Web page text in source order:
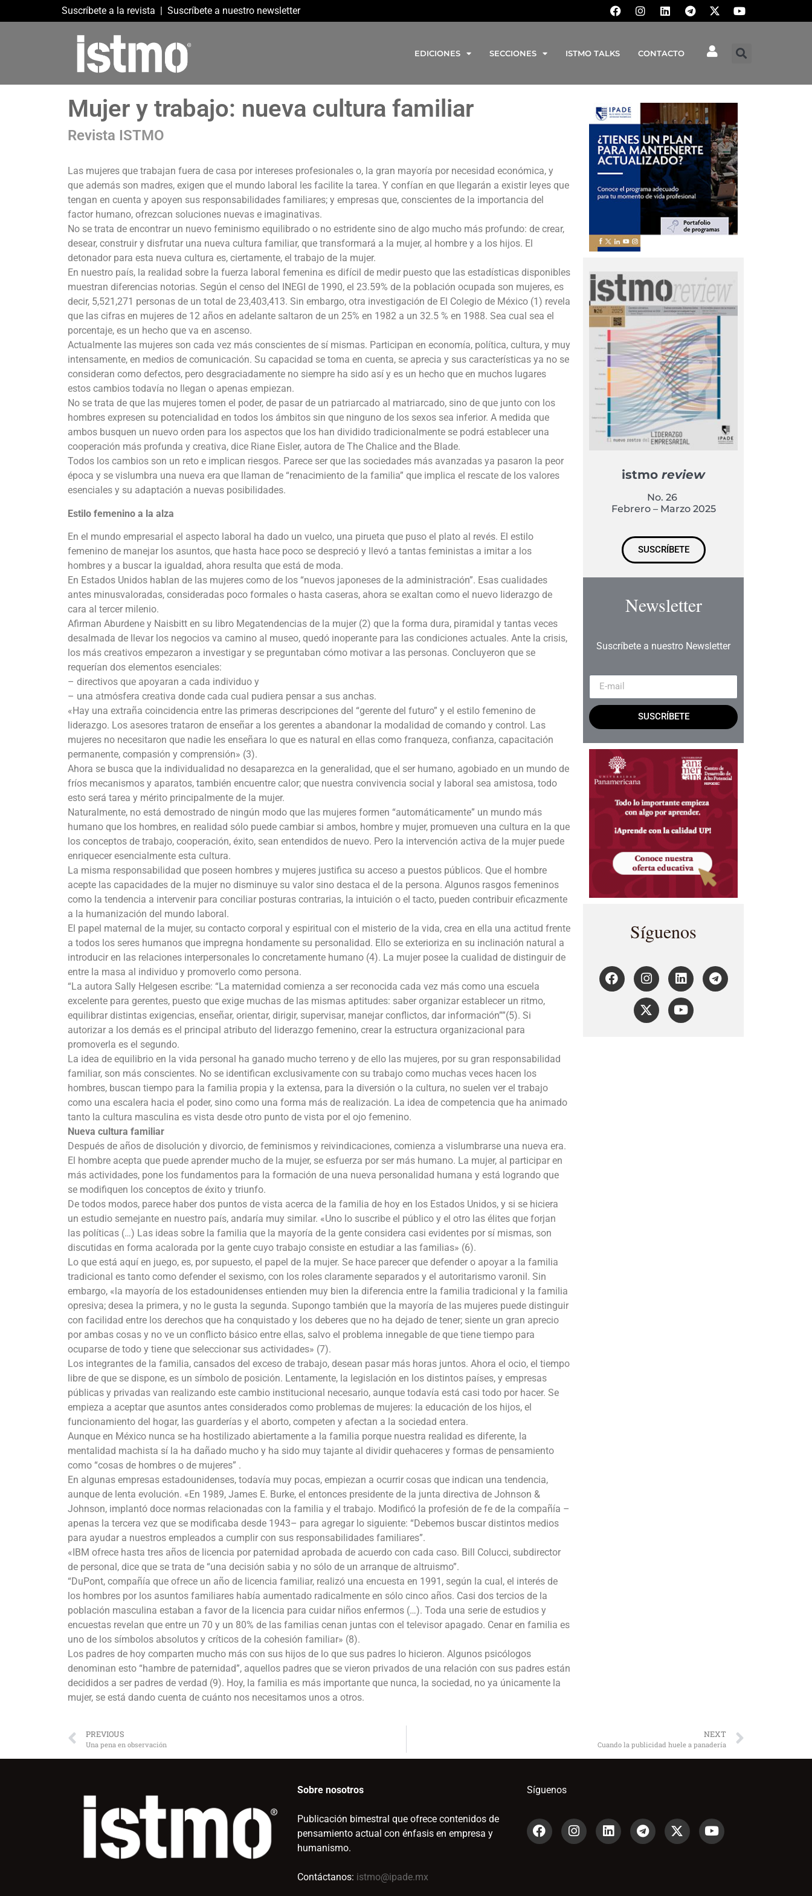
Suscríbete a la revista | Suscríbete a nuestro newsletter
EDICIONES SECCIONES ISTMO TALKS CONTACTO
Mujer y trabajo: nueva cultura familiar
Revista ISTMO
Las mujeres que trabajan fuera de casa por intereses profesionales o, la gran mayoría por necesidad económica, y
que además son madres, exigen que el mundo laboral les facilite la tarea. Y confían en que llegarán a existir leyes que
tengan en cuenta y apoyen sus responsabilidades familiares; y empresas que, conscientes de la importancia del
factor humano, ofrezcan soluciones nuevas e imaginativas.
No se trata de encontrar un nuevo feminismo equilibrado o no estridente sino de algo mucho más profundo: de crear,
desear, construir y disfrutar una nueva cultura familiar, que transformará a la mujer, al hombre y a los hijos. El
detonador para esta nueva cultura es, ciertamente, el trabajo de la mujer.
En nuestro país, la realidad sobre la fuerza laboral femenina es difícil de medir puesto que las estadísticas disponibles
muestran diferencias notorias. Según el censo del INEGI de 1990, el 23.59% de la población ocupada son mujeres, es
decir, 5,521,271 personas de un total de 23,403,413. Sin embargo, otra investigación de El Colegio de México (1) revela
que las cifras en mujeres de 12 años en adelante saltaron de un 25% en 1982 a un 32.5 % en 1988. Sea cual sea el
porcentaje, es un hecho que va en ascenso.
Actualmente las mujeres son cada vez más conscientes de sí mismas. Participan en economía, política, cultura, y muy
intensamente, en medios de comunicación. Su capacidad se toma en cuenta, se aprecia y sus características ya no se
consideran como defectos, pero desgraciadamente no siempre ha sido así y es un hecho que en muchos lugares
estos cambios todavía no llegan o apenas empiezan.
No se trata de que las mujeres tomen el poder, de pasar de un patriarcado al matriarcado, sino de que junto con los
hombres expresen su potencialidad en todos los ámbitos sin que ninguno de los sexos sea inferior. A medida que
ambos busquen un nuevo orden para los aspectos que los han dividido tradicionalmente se podrá establecer una
cooperación más profunda y creativa, dice Riane Eisler, autora de The Chalice and the Blade.
Todos los cambios son un reto e implican riesgos. Parece ser que las sociedades más avanzadas ya pasaron la peor
época y se vislumbra una nueva era que llaman de “renacimiento de la familia” que implica el rescate de los valores
esenciales y su adaptación a nuevas posibilidades.
Estilo femenino a la alza
En el mundo empresarial el aspecto laboral ha dado un vuelco, una pirueta que puso el plato al revés. El estilo
femenino de manejar los asuntos, que hasta hace poco se despreció y llevó a tantas feministas a imitar a los
hombres y a buscar la igualdad, ahora resulta que está de moda.
En Estados Unidos hablan de las mujeres como de los “nuevos japoneses de la administración”. Esas cualidades
antes minusvaloradas, consideradas poco formales o hasta caseras, ahora se exaltan como el nuevo liderazgo de
cara al tercer milenio.
Afirman Aburdene y Naisbitt en su libro Megatendencias de la mujer (2) que la forma dura, piramidal y tantas veces
desalmada de llevar los negocios va camino al museo, quedó inoperante para las condiciones actuales. Ante la crisis,
los más creativos empezaron a investigar y se preguntaban cómo motivar a las personas. Concluyeron que se
requerían dos elementos esenciales:
– directivos que apoyaran a cada individuo y
– una atmósfera creativa donde cada cual pudiera pensar a sus anchas.
«Hay una extraña coincidencia entre las primeras descripciones del “gerente del futuro” y el estilo femenino de
liderazgo. Los asesores trataron de enseñar a los gerentes a abandonar la modalidad de comando y control. Las
mujeres no necesitaron que nadie les enseñara lo que es natural en ellas como franqueza, confianza, capacitación
permanente, compasión y comprensión» (3).
Ahora se busca que la individualidad no desaparezca en la generalidad, que el ser humano, agobiado en un mundo de
fríos mecanismos y aparatos, también encuentre calor; que nuestra convivencia social y laboral sea amistosa, todo
esto será tarea y mérito principalmente de la mujer.
Naturalmente, no está demostrado de ningún modo que las mujeres formen “automáticamente” un mundo más
humano que los hombres, en realidad sólo puede cambiar si ambos, hombre y mujer, promueven una cultura en la que
los conceptos de trabajo, cooperación, éxito, sean entendidos de nuevo. Pero la intervención activa de la mujer puede
enriquecer esencialmente esta cultura.
La misma responsabilidad que poseen hombres y mujeres justifica su acceso a puestos públicos. Que el hombre
acepte las capacidades de la mujer no disminuye su valor sino destaca el de la persona. Algunos rasgos femeninos
como la tendencia a intervenir para conciliar posturas contrarias, la intuición o el tacto, pueden contribuir eficazmente
a la humanización del mundo laboral.
El papel maternal de la mujer, su contacto corporal y espiritual con el misterio de la vida, crea en ella una actitud frente
a todos los seres humanos que impregna hondamente su personalidad. Ello se exterioriza en su inclinación natural a
introducir en las relaciones interpersonales lo concretamente humano (4). La mujer posee la cualidad de distinguir de
entre la masa al individuo y promoverlo como persona.
“La autora Sally Helgesen escribe: “La maternidad comienza a ser reconocida cada vez más como una escuela
excelente para gerentes, puesto que exige muchas de las mismas aptitudes: saber organizar establecer un ritmo,
equilibrar distintas exigencias, enseñar, orientar, dirigir, supervisar, manejar conflictos, dar información””(5). Si
autorizar a los demás es el principal atributo del liderazgo femenino, crear la estructura organizacional para
promoverla es el segundo.
La idea de equilibrio en la vida personal ha ganado mucho terreno y de ello las mujeres, por su gran responsabilidad
familiar, son más conscientes. No se identifican exclusivamente con su trabajo como muchas veces hacen los
hombres, buscan tiempo para la familia propia y la extensa, para la diversión o la cultura, no suelen ver el trabajo
como una escalera hacia el poder, sino como una forma más de realización. La idea de competencia que ha animado
tanto la cultura masculina es vista desde otro punto de vista por el ojo femenino.
Nueva cultura familiar
Después de años de disolución y divorcio, de feminismos y reivindicaciones, comienza a vislumbrarse una nueva era.
El hombre acepta que puede aprender mucho de la mujer, se esfuerza por ser más humano. La mujer, al participar en
más actividades, pone los fundamentos para la formación de una nueva personalidad humana y está logrando que
se modifiquen los conceptos de éxito y triunfo.
De todos modos, parece haber dos puntos de vista acerca de la familia de hoy en los Estados Unidos, y si se hiciera
un estudio semejante en nuestro país, andaría muy similar. «Uno lo suscribe el público y el otro las élites que forjan
las políticas (…) Las ideas sobre la familia que la mayoría de la gente considera casi evidentes por sí mismas, son
discutidas en forma acalorada por la gente cuyo trabajo consiste en estudiar a las familias» (6).
Lo que está aquí en juego, es, por supuesto, el papel de la mujer. Se hace parecer que defender o apoyar a la familia
tradicional es tanto como defender el sexismo, con los roles claramente separados y el autoritarismo varonil. Sin
embargo, «la mayoría de los estadounidenses entienden muy bien la diferencia entre la familia tradicional y la familia
opresiva; desea la primera, y no le gusta la segunda. Supongo también que la mayoría de las mujeres puede distinguir
con facilidad entre los derechos que ha conquistado y los deberes que no ha dejado de tener; siente un gran aprecio
por ambas cosas y no ve un conflicto básico entre ellas, salvo el problema innegable de que tiene tiempo para
ocuparse de todo y tiene que seleccionar sus actividades» (7).
Los integrantes de la familia, cansados del exceso de trabajo, desean pasar más horas juntos. Ahora el ocio, el tiempo
libre de que se dispone, es un símbolo de posición. Lentamente, la legislación en los distintos países, y empresas
públicas y privadas van realizando este cambio institucional necesario, aunque todavía está casi todo por hacer. Se
empieza a aceptar que asuntos antes considerados como problemas de mujeres: la educación de los hijos, el
funcionamiento del hogar, las guarderías y el aborto, competen y afectan a la sociedad entera.
Aunque en México nunca se ha hostilizado abiertamente a la familia porque nuestra realidad es diferente, la
mentalidad machista sí la ha dañado mucho y ha sido muy tajante al dividir quehaceres y formas de pensamiento
como “cosas de hombres o de mujeres” .
En algunas empresas estadounidenses, todavía muy pocas, empiezan a ocurrir cosas que indican una tendencia,
aunque de lenta evolución. «En 1989, James E. Burke, el entonces presidente de la junta directiva de Johnson &
Johnson, implantó doce normas relacionadas con la familia y el trabajo. Modificó la profesión de fe de la compañía –
apenas la tercera vez que se modificaba desde 1943– para agregar lo siguiente: “Debemos buscar distintos medios
para ayudar a nuestros empleados a cumplir con sus responsabilidades familiares”.
«IBM ofrece hasta tres años de licencia por paternidad aprobada de acuerdo con cada caso. Bill Colucci, subdirector
de personal, dice que se trata de “una decisión sabia y no sólo de un arranque de altruismo”.
“DuPont, compañía que ofrece un año de licencia familiar, realizó una encuesta en 1991, según la cual, el interés de
los hombres por los asuntos familiares había aumentado radicalmente en sólo cinco años. Casi dos tercios de la
población masculina estaban a favor de la licencia para cuidar niños enfermos (…). Toda una serie de estudios y
encuestas revelan que entre un 70 y un 80% de las familias cenan juntas con el televisor apagado. Cenar en familia es
uno de los símbolos absolutos y críticos de la cohesión familiar» (8).
Los padres de hoy comparten mucho más con sus hijos de lo que sus padres lo hicieron. Algunos psicólogos
denominan esto “hambre de paternidad”, aquellos padres que se vieron privados de una relación con sus padres están
decididos a ser padres de verdad (9). Hoy, la familia es más importante que nunca, la sociedad, no ya únicamente la
mujer, se está dando cuenta de cuánto nos necesitamos unos a otros.
istmoreview
No. 26
Febrero – Marzo 2025
SUSCRÍBETE
Newsletter
Suscríbete a nuestro Newsletter
SUSCRÍBETE
Síguenos
PREVIOUS
Una pena en observación
NEXT
Cuando la publicidad huele a panadería
Sobre nosotros
Publicación bimestral que ofrece contenidos de
pensamiento actual con énfasis en empresa y
humanismo.
Contáctanos: istmo@ipade.mx
Síguenos